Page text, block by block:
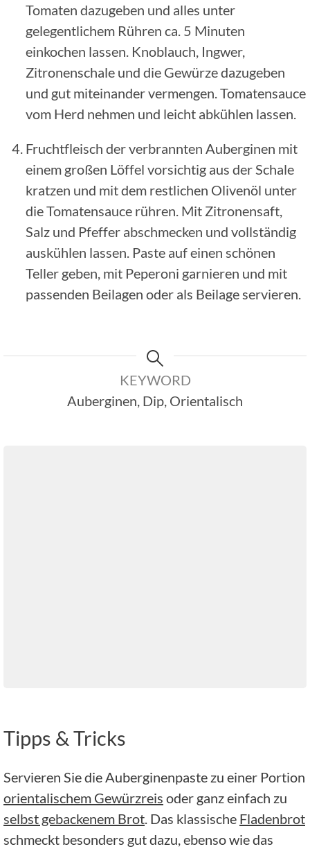
Tomaten dazugeben und alles unter
gelegentlichem Rühren ca. 5 Minuten
einkochen lassen. Knoblauch, Ingwer,
Zitronenschale und die Gewürze dazugeben
und gut miteinander vermengen. Tomatensauce
vom Herd nehmen und leicht abkühlen lassen.
Fruchtfleisch der verbrannten Auberginen mit
einem großen Löffel vorsichtig aus der Schale
kratzen und mit dem restlichen Olivenöl unter
die Tomatensauce rühren. Mit Zitronensaft,
Salz und Pfeffer abschmecken und vollständig
auskühlen lassen. Paste auf einen schönen
Teller geben, mit Peperoni garnieren und mit
passenden Beilagen oder als Beilage servieren.
KEYWORD
Auberginen, Dip, Orientalisch
Tipps & Tricks
Servieren Sie die Auberginenpaste zu einer Portion
orientalischem Gewürzreis oder ganz einfach zu
selbst gebackenem Brot. Das klassische Fladenbrot
schmeckt besonders gut dazu, ebenso wie das